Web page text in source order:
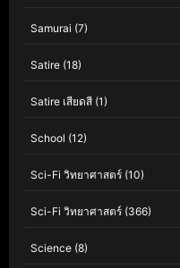
Samurai (7)
Satire (18)
Satire เสียดสี (1)
School (12)
Sci-Fi วิทยาศาสตร์ (10)
Sci-Fi วิทยาศาสตร์ (366)
Science (8)